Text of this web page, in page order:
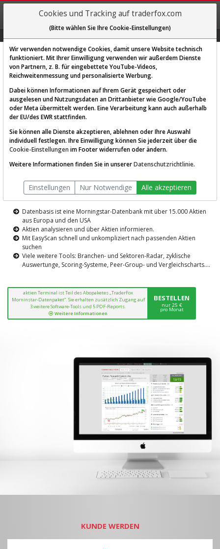
REGIS-
TRIEREN
Diese Funktion ist nur für
AKTIEN-TERMINAL
Die Aktienanalyse-Plattform von
TraderFox
Datenbasis ist eine Morningstar-Datenbank mit über 15.000 Aktien
aus Europa und den USA
Aktien analysieren und über Aktien informieren.
Mit EasyScan schnell und unkompliziert nach passenden Aktien
suchen
Viele weitere Tools: Branchen- und Sektoren-Radar, zyklische
Auswertunge, Scoring-Systeme, Peer-Group- und Vergleichscharts....
aktien Terminal ist Teil des Abopaketes „TraderFox
Morninstar-Datenpaket“. Sie erhalten zusätzlich Zugang auf
3 weitere Software-Tools und 5 PDF-Reports.
Weitere Informationen
BESTELLEN
nur 25 €
pro Monat
KUNDE WERDEN
Cookies und Tracking auf traderfox.com
(Bitte wählen Sie Ihre Cookie-Einstellungen)
Wir verwenden notwendige Cookies, damit unsere Website technisch
funktioniert. Mit Ihrer Einwilligung verwenden wir außerdem Dienste
von Partnern, z. B. für eingebettete YouTube-Videos,
Reichweitenmessung und personalisierte Werbung.
Dabei können Informationen auf Ihrem Gerät gespeichert oder
ausgelesen und Nutzungsdaten an Drittanbieter wie Google/YouTube
oder Meta übermittelt werden. Eine Verarbeitung kann auch außerhalb
der EU/des EWR stattfinden.
Sie können alle Dienste akzeptieren, ablehnen oder Ihre Auswahl
individuell festlegen. Ihre Einwilligung können Sie jederzeit über die
Cookie-Einstellungen im Footer widerrufen oder ändern.
Weitere Informationen finden Sie in unsererDatenschutzrichtlinie.
Einstellungen Nur Notwendige Alle akzeptieren